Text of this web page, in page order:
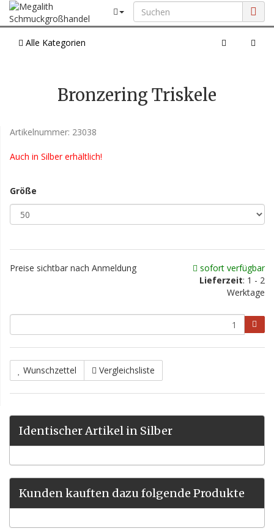
Alle Kategorien
Bronzering Triskele
Artikelnummer: 23038
Auch in Silber erhältlich!
Größe
Preise sichtbar nach Anmeldung
sofort verfügbar
Lieferzeit: 1 - 2
Werktage
Wunschzettel Vergleichsliste
Identischer Artikel in Silber
Kunden kauften dazu folgende Produkte